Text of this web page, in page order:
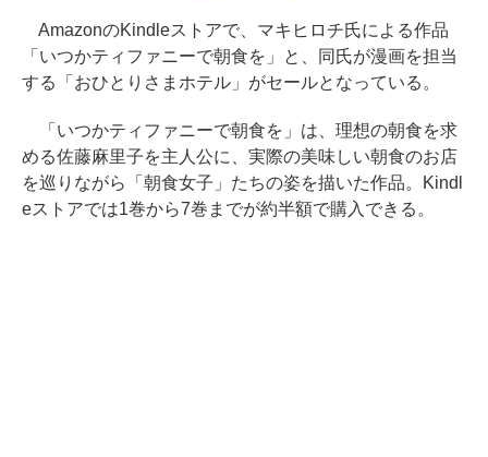
AmazonのKindleストアで、マキヒロチ氏による作品
「いつかティファニーで朝食を」と、同氏が漫画を担当
する「おひとりさまホテル」がセールとなっている。
「いつかティファニーで朝食を」は、理想の朝食を求
める佐藤麻里子を主人公に、実際の美味しい朝食のお店
を巡りながら「朝食女子」たちの姿を描いた作品。Kindl
eストアでは1巻から7巻までが約半額で購入できる。